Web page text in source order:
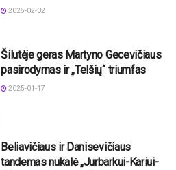
2025-02-02
Šilutėje geras Martyno Gecevičiaus
pasirodymas ir „Telšių“ triumfas
2025-01-17
Beliavičiaus ir Danisevičiaus
tandemas nukalė „Jurbarkui-Kariui-